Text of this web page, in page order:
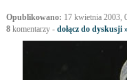
Opublikowano: 17 kwietnia 2003,
8komentarzy- dołącz do dyskusji